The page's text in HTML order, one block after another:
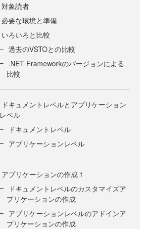
対象読者
必要な環境と準備
いろいろと比較
過去のVSTOとの比較
.NET Frameworkのバージョンによる
比較
ドキュメントレベルとアプリケーション
レベル
ドキュメントレベル
アプリケーションレベル
アプリケーションの作成 1
ドキュメントレベルのカスタマイズア
プリケーションの作成
アプリケーションレベルのアドインア
プリケーションの作成